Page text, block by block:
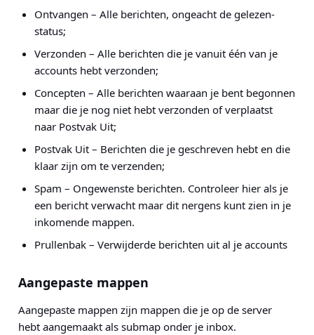
Ontvangen – Alle berichten, ongeacht de gelezen-
status;
Verzonden – Alle berichten die je vanuit één van je
accounts hebt verzonden;
Concepten – Alle berichten waaraan je bent begonnen
maar die je nog niet hebt verzonden of verplaatst
naar Postvak Uit;
Postvak Uit – Berichten die je geschreven hebt en die
klaar zijn om te verzenden;
Spam – Ongewenste berichten. Controleer hier als je
een bericht verwacht maar dit nergens kunt zien in je
inkomende mappen.
Prullenbak – Verwijderde berichten uit al je accounts
Aangepaste mappen
Aangepaste mappen zijn mappen die je op de server
hebt aangemaakt als submap onder je inbox.